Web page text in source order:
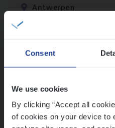
Consent
We use cookies
By clicking “Accept all
of cookies on your device to
Antwerpen
Lees onze verhalen
versterken
Mathias houdt van
humor